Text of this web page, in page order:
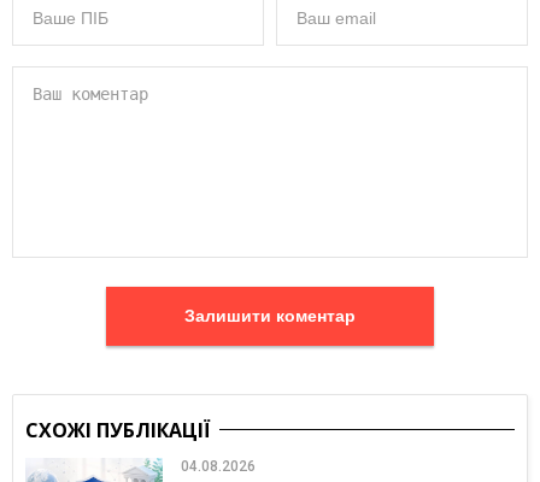
Залишити коментар
СХОЖІ ПУБЛІКАЦІЇ
04.08.2026